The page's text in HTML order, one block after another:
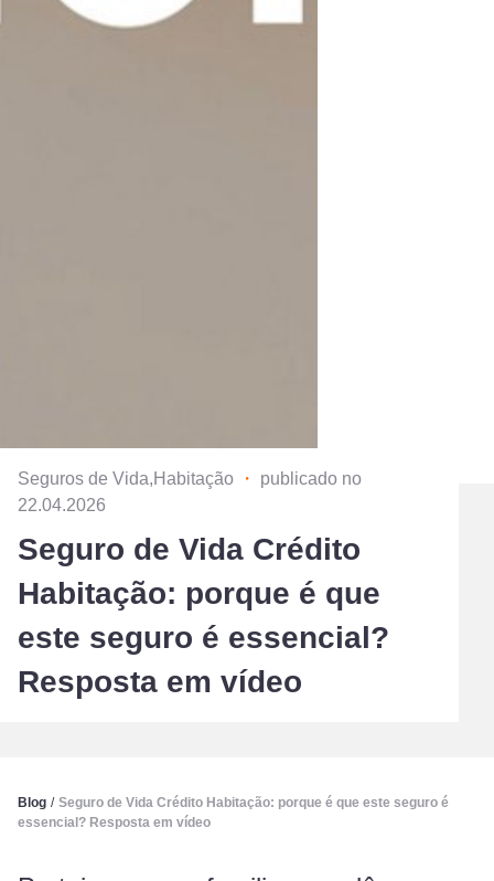
Seguros de Vida,Habitação ・ publicado no
22.04.2026
Seguro de Vida Crédito
Habitação: porque é que
este seguro é essencial?
Resposta em vídeo
Blog / Seguro de Vida Crédito Habitação: porque é que este seguro é
essencial? Resposta em vídeo